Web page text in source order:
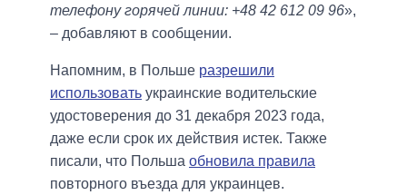
телефону горячей линии: +48 42 612 09 96»,
– добавляют в сообщении.
Напомним, в Польше разрешили
использовать украинские водительские
удостоверения до 31 декабря 2023 года,
даже если срок их действия истек. Также
писали, что Польша обновила правила
повторного въезда для украинцев.